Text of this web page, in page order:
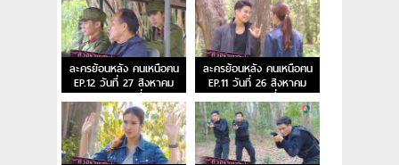
ละครย้อนหลัง คนเหนือฅน
EP.12 วันที่ 27 สิงหาคม
2563 ตอนที่ 12
ละครย้อนหลัง คนเหนือฅน
EP.11 วันที่ 26 สิงหาคม
2563 ตอนที่ 11